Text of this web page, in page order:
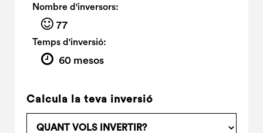
Nombre d'inversors:
77
Temps d'inversió:
60 mesos
Calcula la teva inversió